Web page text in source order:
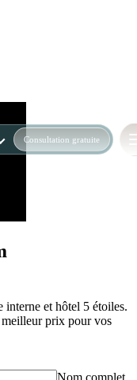
Consultation gratuite
et hôtel 5 étoiles.
meilleur prix pour vos
Nom complet